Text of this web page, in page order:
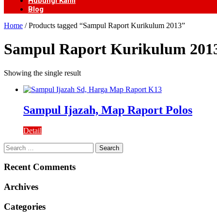
Blog
Home / Products tagged “Sampul Raport Kurikulum 2013”
Sampul Raport Kurikulum
Showing the single result
Sampul Ijazah, Map Raport Polos
Detail
Search
for:
Recent Comments
Archives
Categories